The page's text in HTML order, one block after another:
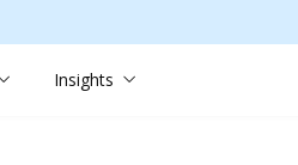
Insights